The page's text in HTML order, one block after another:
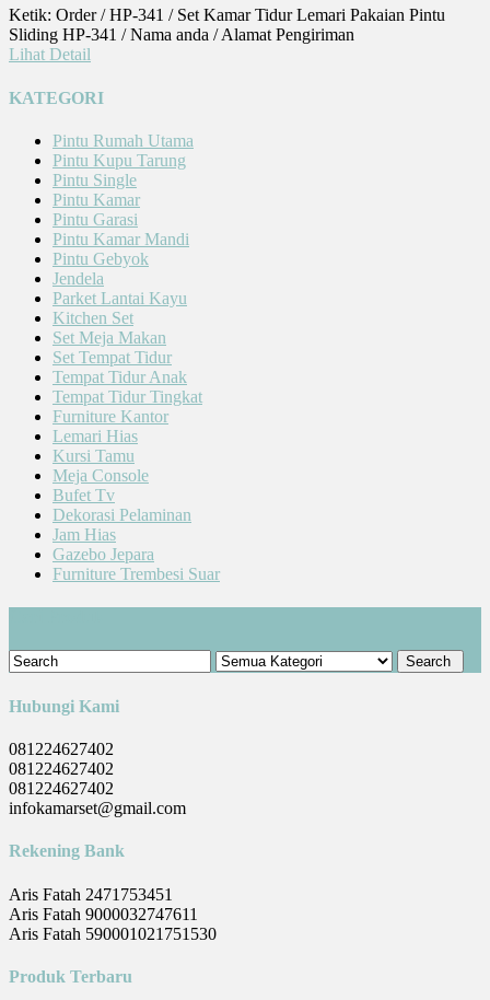
Ketik: Order / HP-341 / Set Kamar Tidur Lemari Pakaian Pintu
Sliding HP-341 / Nama anda / Alamat Pengiriman
Lihat Detail
KATEGORI
Pintu Rumah Utama
Pintu Kupu Tarung
Pintu Single
Pintu Kamar
Pintu Garasi
Pintu Kamar Mandi
Pintu Gebyok
Jendela
Parket Lantai Kayu
Kitchen Set
Set Meja Makan
Set Tempat Tidur
Tempat Tidur Anak
Tempat Tidur Tingkat
Furniture Kantor
Lemari Hias
Kursi Tamu
Meja Console
Bufet Tv
Dekorasi Pelaminan
Jam Hias
Gazebo Jepara
Furniture Trembesi Suar
Hubungi Kami
081224627402
081224627402
081224627402
infokamarset@gmail.com
Rekening Bank
Aris Fatah 2471753451
Aris Fatah 9000032747611
Aris Fatah 590001021751530
Produk Terbaru